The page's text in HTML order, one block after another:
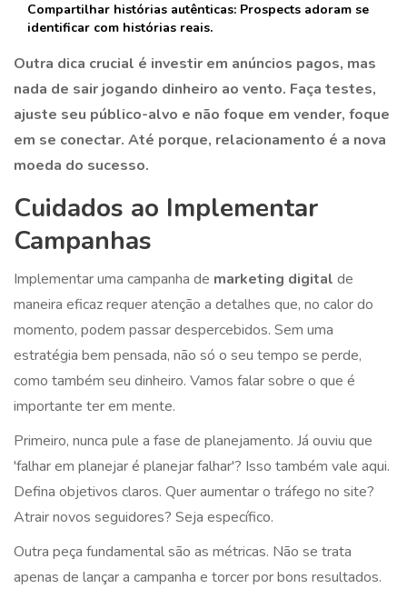
Compartilhar histórias autênticas: Prospects adoram se
identificar com histórias reais.
Outra dica crucial é investir em anúncios pagos, mas
nada de sair jogando dinheiro ao vento. Faça testes,
ajuste seu público-alvo e não foque em vender, foque
em se conectar. Até porque, relacionamento é a nova
moeda do sucesso.
Cuidados ao Implementar
Campanhas
Implementar uma campanha de marketing digital de
maneira eficaz requer atenção a detalhes que, no calor do
momento, podem passar despercebidos. Sem uma
estratégia bem pensada, não só o seu tempo se perde,
como também seu dinheiro. Vamos falar sobre o que é
importante ter em mente.
Primeiro, nunca pule a fase de planejamento. Já ouviu que
'falhar em planejar é planejar falhar'? Isso também vale aqui.
Defina objetivos claros. Quer aumentar o tráfego no site?
Atrair novos seguidores? Seja específico.
Outra peça fundamental são as métricas. Não se trata
apenas de lançar a campanha e torcer por bons resultados.